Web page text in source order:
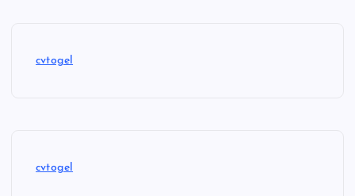
cvtogel
cvtogel